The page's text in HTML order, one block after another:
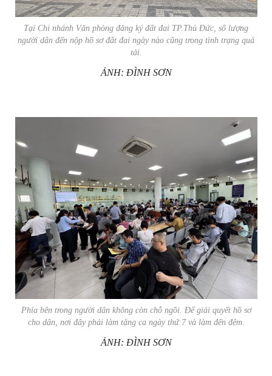
Tại Chi nhánh Văn phòng đăng ký đất đai TP.Thủ Đức, số lượng
người dân đến nộp hồ sơ đất đai ngày nào cũng trong tình trạng quá
tải.
ẢNH: ĐÌNH SƠN
Phía bên trong người dân không còn chỗ ngồi. Để giải quyết hồ sơ
cho dân, nơi đây phải làm tăng ca ngày thứ 7 và làm đến đêm.
ẢNH: ĐÌNH SƠN